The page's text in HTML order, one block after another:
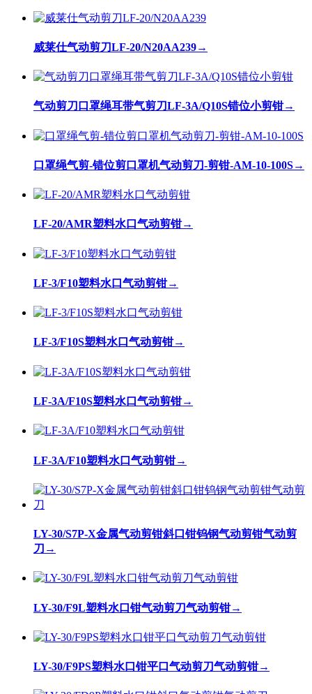
威莱仕气动剪刀LF-20/N20AA239→
气动剪刀口罩绳耳带气剪刀LF-3A/Q10S错位小剪钳→
口罩绳气剪-错位剪口罩机气动剪刀-剪钳-AM-10-100S→
LF-20/AMR塑料水口气动剪钳→
LF-3/F10塑料水口气动剪钳→
LF-3/F10S塑料水口气动剪钳→
LF-3A/F10S塑料水口气动剪钳→
LF-3A/F10塑料水口气动剪钳→
LY-30/S7P-X金属气动剪钳斜口钳钨钢气动剪钳气动剪
刀 →
LY-30/F9L塑料水口钳气动剪刀气动剪钳→
LY-30/F9PS塑料水口钳平口气动剪刀气动剪钳→